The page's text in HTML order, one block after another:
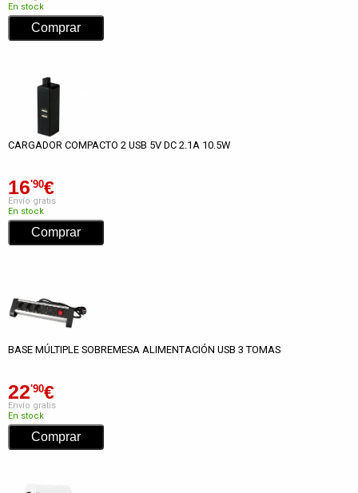
En stock
CARGADOR COMPACTO 2 USB 5V DC 2.1A 10.5W
16'90€
Envío gratis
En stock
BASE MÚLTIPLE SOBREMESA ALIMENTACIÓN USB 3 TOMAS
22'90€
Envío gratis
En stock